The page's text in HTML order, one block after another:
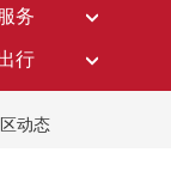
务
行
动态